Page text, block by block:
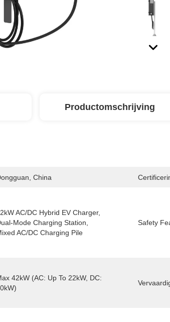
Productomschrijving
China
AC/DC Hybrid EV Charger,
Mode Charging Station,
AC/DC Charging Pile
Safety
42kW (AC: Up To 22kW, DC: